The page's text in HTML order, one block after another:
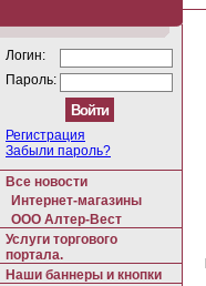
Логин:
Пароль:
Регистрация
Забыли пароль?
Все новости
Интернет-магазины
ООО Алтер-Вест
Услуги торгового
портала.
Наши баннеры и кнопки